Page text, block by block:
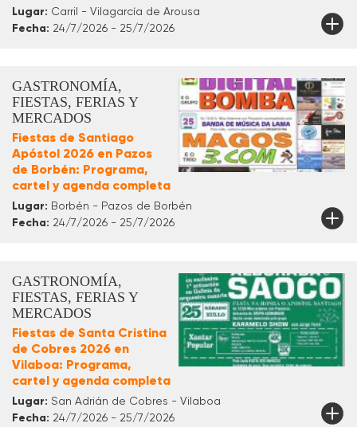
Lugar: Carril - Vilagarcía de Arousa
Fecha: 24/7/2026 - 25/7/2026
GASTRONOMÍA,
FIESTAS, FERIAS Y
MERCADOS
Fiestas de Santiago
Apóstol 2026 en Pazos
de Borbén: Programa,
cartel y agenda completa
Lugar: Borbén - Pazos de Borbén
Fecha: 24/7/2026 - 25/7/2026
GASTRONOMÍA,
FIESTAS, FERIAS Y
MERCADOS
Fiestas de Santa Cristina
de Cobres 2026 en
Vilaboa: Programa,
cartel y agenda completa
Lugar: San Adrián de Cobres - Vilaboa
Fecha: 24/7/2026 - 25/7/2026